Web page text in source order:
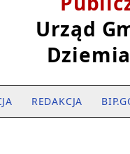
Urząd
REDAKCJA